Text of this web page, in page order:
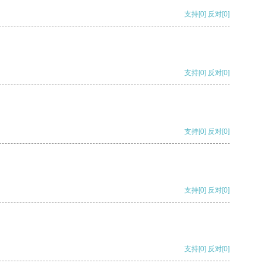
支持[0] 反对[0]
支持[0] 反对[0]
支持[0] 反对[0]
支持[0] 反对[0]
支持[0] 反对[0]